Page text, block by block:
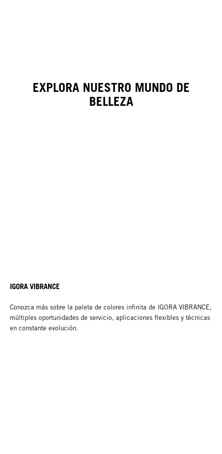
EXPLORA NUESTRO MUNDO DE
BELLEZA
IGORA VIBRANCE
Conozca más sobre la paleta de colores infinita de IGORA VIBRANCE,
múltiples oportunidades de servicio, aplicaciones flexibles y técnicas
en constante evolución.